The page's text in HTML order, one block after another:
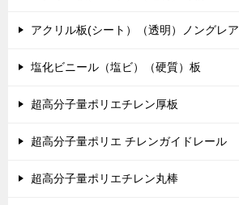
アクリル板(シート）（透明）ノングレア
塩化ビニール（塩ビ）（硬質）板
超高分子量ポリエチレン厚板
超高分子量ポリエ チレンガイドレール
超高分子量ポリエチレン丸棒